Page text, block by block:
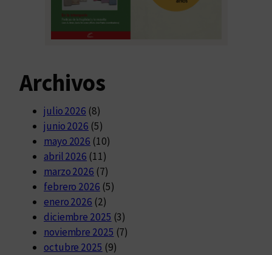
Archivos
julio 2026 (8)
junio 2026 (5)
mayo 2026 (10)
abril 2026 (11)
marzo 2026 (7)
febrero 2026 (5)
enero 2026 (2)
diciembre 2025 (3)
noviembre 2025 (7)
octubre 2025 (9)